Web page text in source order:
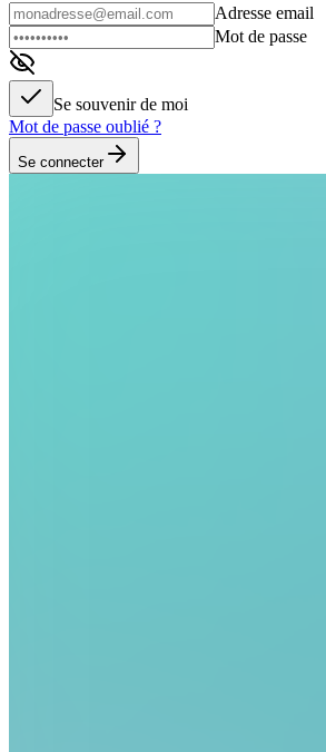
Adresse email
Mot de passe
Se souvenir de moi
Mot de passe oublié ?
Se connecter